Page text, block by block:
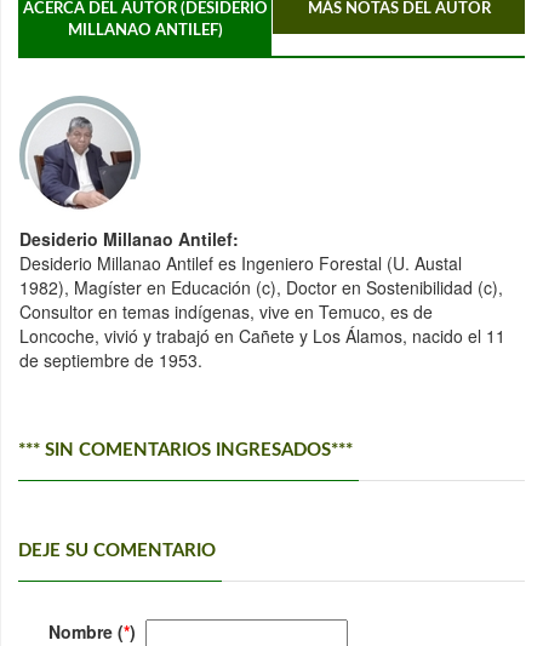
ACERCA DEL AUTOR (DESIDERIO
MILLANAO ANTILEF)
MÁS NOTAS DEL AUTOR
Desiderio Millanao Antilef:
Desiderio Millanao Antilef es Ingeniero Forestal (U. Austal
1982), Magíster en Educación (c), Doctor en Sostenibilidad (c),
Consultor en temas indígenas, vive en Temuco, es de
Loncoche, vivió y trabajó en Cañete y Los Álamos, nacido el 11
de septiembre de 1953.
*** SIN COMENTARIOS INGRESADOS***
DEJE SU COMENTARIO
Nombre (*)